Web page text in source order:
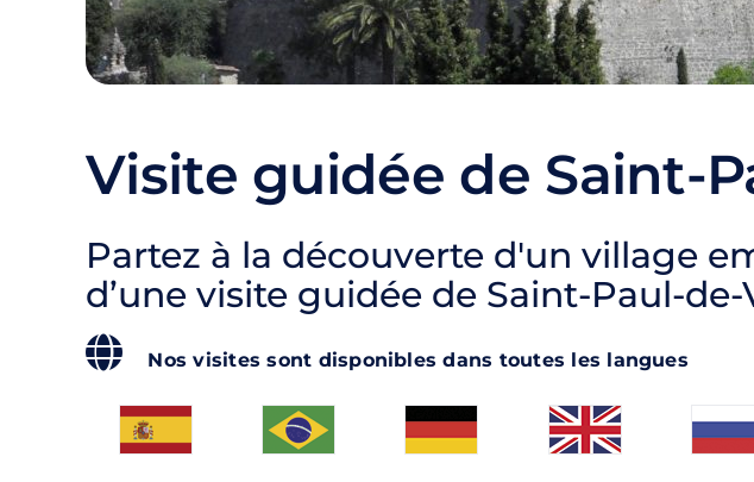
Visite guidée de Saint-
Partez à la découverte d'un village
d’une visite guidée de Saint-Paul-de-
Nos visites sont disponibles dans toutes les langues